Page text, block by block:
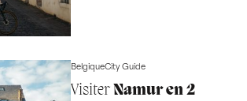
BelgiqueCity Guide
Visiter Namur en 2